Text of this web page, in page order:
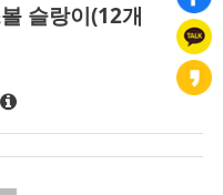
슬랑이(12개